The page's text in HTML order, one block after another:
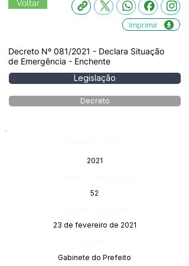
Voltar
Imprimir
Decreto Nº 081/2021 - Declara Situação
de Emergência - Enchente
Legislação
Decreto
2021
52
23 de fevereiro de 2021
Gabinete do Prefeito